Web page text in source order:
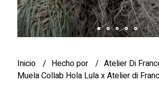
Inicio Hecho por
Atelier Di
Muela Collab Hola Lula x Atelier di